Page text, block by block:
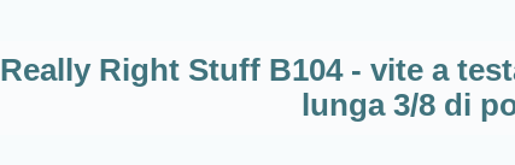
Really Right Stuff B104 - vite a
lunga 3/8 di